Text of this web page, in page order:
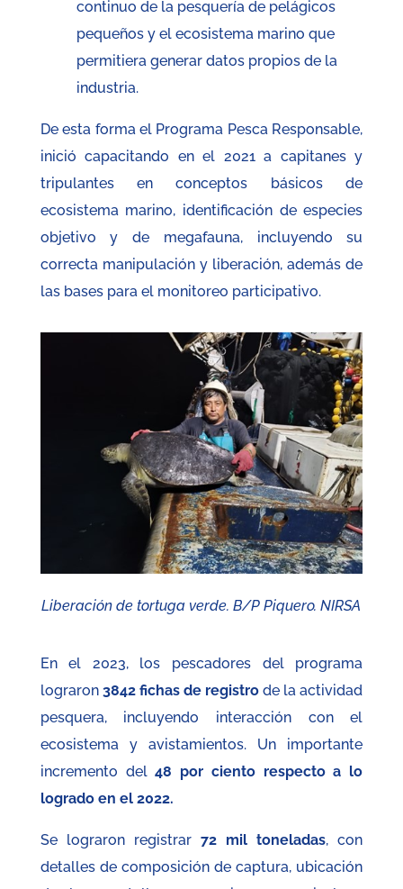
continuo de la pesquería de pelágicos
pequeños y el ecosistema marino que
permitiera generar datos propios de la
industria.
De esta forma el Programa Pesca Responsable,
inició capacitando en el 2021 a capitanes y
tripulantes en conceptos básicos de
ecosistema marino, identificación de especies
objetivo y de megafauna, incluyendo su
correcta manipulación y liberación, además de
las bases para el monitoreo participativo.
Liberación de tortuga verde. B/P Piquero. NIRSA
En el 2023, los pescadores del programa
lograron 3842 fichas de registro de la actividad
pesquera, incluyendo interacción con el
ecosistema y avistamientos. Un importante
incremento del48 por ciento respecto a lo
logrado en el 2022.
Se lograron registrar 72 mil toneladas, con
detalles de composición de captura, ubicación